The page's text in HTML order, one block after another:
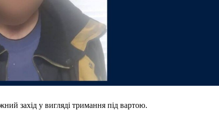
захід у вигляді тримання під вартою.